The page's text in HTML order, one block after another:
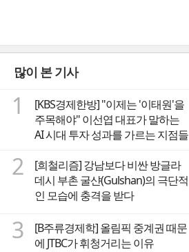
많이 본 기사
1
[KBS경제한방] "이제는 '이태원'을
주목해야" 이선엽 대표가 말하는
AI 시대 투자 성과를 가르는 지점들
2
[희철리즘] 강남보다 비싼 방글라
데시 부촌 굴샨(Gulshan)의 극단적
인 모습에 충격을 받다
3
[B주류경제학] 올림픽 중계권 때문
에 JTBC가 휘청거리는 이유